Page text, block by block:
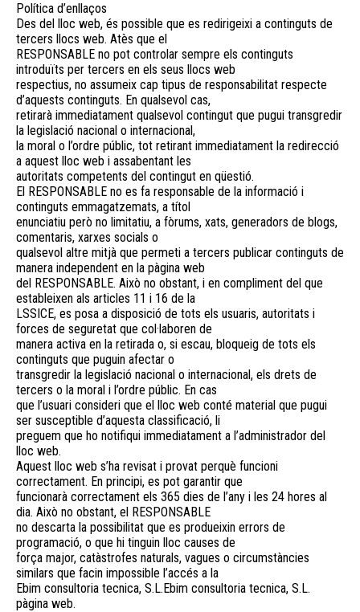
Política d’enllaços
Des del lloc web, és possible que es redirigeixi a continguts de
tercers llocs web. Atès que el
RESPONSABLE no pot controlar sempre els continguts
introduïts per tercers en els seus llocs web
respectius, no assumeix cap tipus de responsabilitat respecte
d’aquests continguts. En qualsevol cas,
retirarà immediatament qualsevol contingut que pugui transgredir
la legislació nacional o internacional,
la moral o l’ordre públic, tot retirant immediatament la redirecció
a aquest lloc web i assabentant les
autoritats competents del contingut en qüestió.
El RESPONSABLE no es fa responsable de la informació i
continguts emmagatzemats, a títol
enunciatiu però no limitatiu, a fòrums, xats, generadors de blogs,
comentaris, xarxes socials o
qualsevol altre mitjà que permeti a tercers publicar continguts de
manera independent en la pàgina web
del RESPONSABLE. Això no obstant, i en compliment del que
estableixen als articles 11 i 16 de la
LSSICE, es posa a disposició de tots els usuaris, autoritats i
forces de seguretat que col·laboren de
manera activa en la retirada o, si escau, bloqueig de tots els
continguts que puguin afectar o
transgredir la legislació nacional o internacional, els drets de
tercers o la moral i l’ordre públic. En cas
que l’usuari consideri que el lloc web conté material que pugui
ser susceptible d’aquesta classificació, li
preguem que ho notifiqui immediatament a l’administrador del
lloc web.
Aquest lloc web s’ha revisat i provat perquè funcioni
correctament. En principi, es pot garantir que
funcionarà correctament els 365 dies de l’any i les 24 hores al
dia. Això no obstant, el RESPONSABLE
no descarta la possibilitat que es produeixin errors de
programació, o que hi tinguin lloc causes de
força major, catàstrofes naturals, vagues o circumstàncies
similars que facin impossible l’accés a la
Ebim consultoria tecnica, S.L.Ebim consultoria tecnica, S.L.
pàgina web.